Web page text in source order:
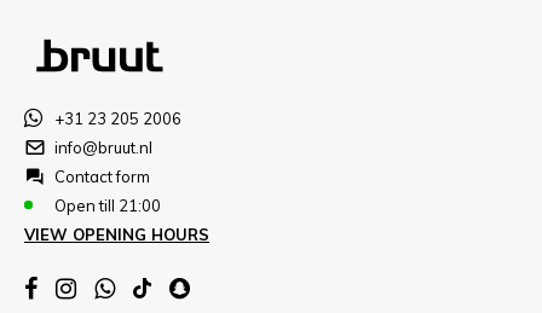
+31 23 205 2006
info@bruut.nl
Contact form
Open till 21:00
VIEW OPENING HOURS